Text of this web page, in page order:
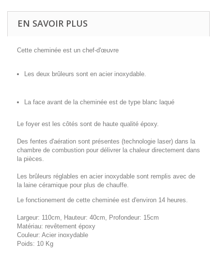
EN SAVOIR PLUS
Cette cheminée est un chef-d'œuvre
Les deux brûleurs sont en acier inoxydable.
La face avant de la cheminée est de type blanc laqué
Le foyer est les côtés sont de haute qualité époxy.
Des fentes d'aération sont présentes (technologie laser) dans la
chambre de combustion pour délivrer la chaleur directement dans
la pièces.
Les brûleurs réglables en acier inoxydable sont remplis avec de
la laine céramique pour plus de chauffe.
Le fonctionement de cette cheminée est d'environ 14 heures.
Largeur: 110cm, Hauteur: 40cm, Profondeur: 15cm
Matériau: revêtement époxy
Couleur: Acier inoxydable
Poids: 10 Kg